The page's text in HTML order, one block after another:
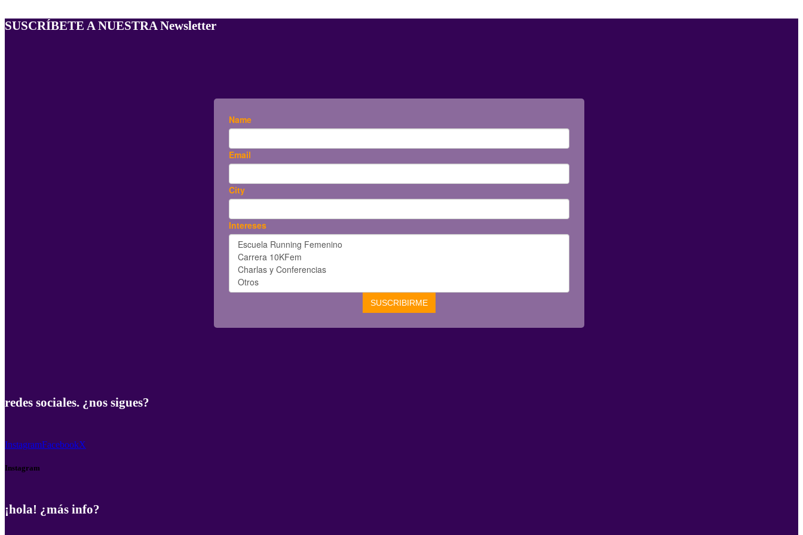
SUSCRÍBETE A NUESTRA Newsletter
redes sociales. ¿nos sigues?
InstagramFacebookX
Instagram
¡hola! ¿más info?